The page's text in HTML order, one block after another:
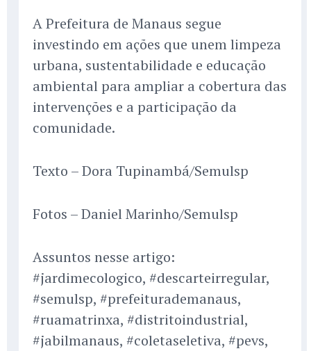
A Prefeitura de Manaus segue
investindo em ações que unem limpeza
urbana, sustentabilidade e educação
ambiental para ampliar a cobertura das
intervenções e a participação da
comunidade.
Texto – Dora Tupinambá/Semulsp
Fotos – Daniel Marinho/Semulsp
Assuntos nesse artigo:
#jardimecologico, #descarteirregular,
#semulsp, #prefeiturademanaus,
#ruamatrinxa, #distritoindustrial,
#jabilmanaus, #coletaseletiva, #pevs,